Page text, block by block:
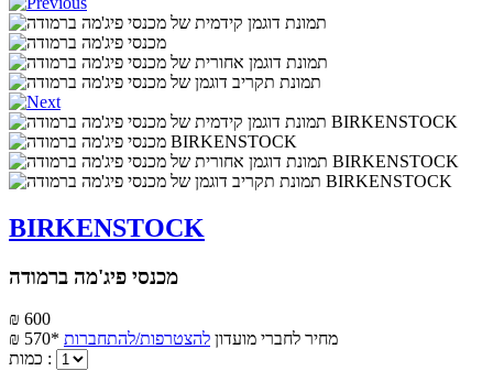
BIRKENSTOCK
מכנסי פיג'מה ברמודה
₪ 600
₪ 570*
מחיר לחברי מועדון להצטרפות/להתחברות
כמות :